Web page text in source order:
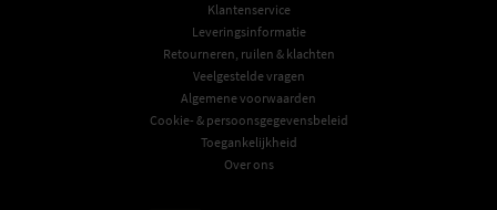
Klantenservice
Leveringsinformatie
Retourneren, ruilen & klachten
Veelgestelde vragen
Algemene voorwaarden
Cookie- & persoonsgegevensbeleid
Toegankelijkheid
Over ons